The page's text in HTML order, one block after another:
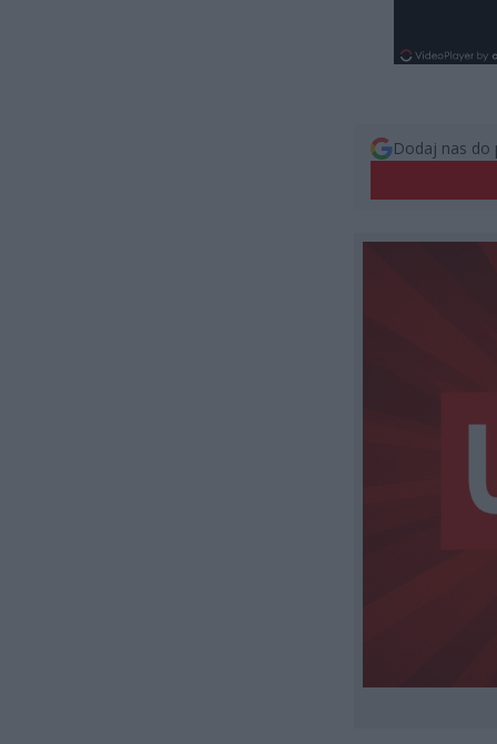
Dodaj nas do